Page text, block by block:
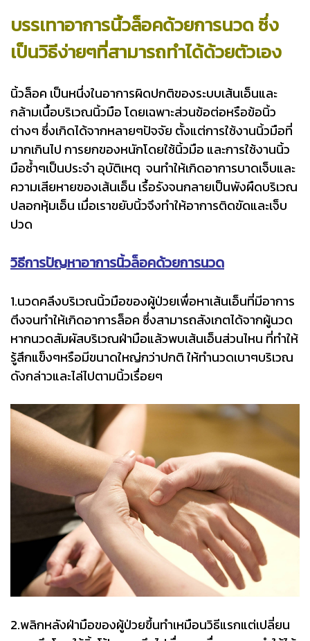
บรรเทาอาการนิ้วล็อคด้วยการนวด ซึ่ง
เป็นวิธีง่ายๆที่สามารถทำได้ด้วยตัวเอง
นิ้วล็อค เป็นหนึ่งในอาการผิดปกติของระบบเส้นเอ็นและ
กล้ามเนื้อบริเวณนิ้วมือ โดยเฉพาะส่วนข้อต่อหรือข้อนิ้ว
ต่างๆ ซึ่งเกิดได้จากหลายๆปัจจัย ตั้งแต่การใช้งานนิ้วมือที่
มากเกินไป การยกของหนักโดยใช้นิ้วมือ และการใช้งานนิ้ว
มือซ้ำๆเป็นประจำ อุบัติเหตุ จนทำให้เกิดอาการบาดเจ็บและ
ความเสียหายของเส้นเอ็น เรื้อรังจนกลายเป็นพังผืดบริเวณ
ปลอกหุ้มเอ็น เมื่อเราขยับนิ้วจึงทำให้อาการติดขัดและเจ็บ
ปวด
วิธีการปัญหาอาการนิ้วล็อคด้วยการนวด
1.นวดคลึงบริเวณนิ้วมือของผู้ป่วยเพื่อหาเส้นเอ็นที่มีอาการ
ตึงจนทำให้เกิดอาการล็อค ซึ่งสามารถสังเกตได้จากผู้นวด
หากนวดสัมผัสบริเวณฝ่ามือแล้วพบเส้นเอ็นส่วนไหน ที่ทำให้
รู้สึกแข็งๆหรือมีขนาดใหญ่กว่าปกติ ให้ทำนวดเบาๆบริเวณ
ดังกล่าวและไล่ไปตามนิ้วเรื่อยๆ
2.พลิกหลังฝ่ามือของผู้ป่วยขึ้นทำเหมือนวิธีแรกแต่เปลี่ยน